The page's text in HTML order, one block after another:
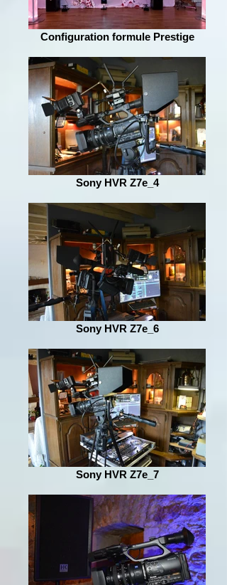
Configuration formule Prestige
Sony HVR Z7e_4
Sony HVR Z7e_6
Sony HVR Z7e_7